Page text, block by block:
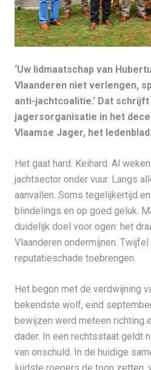
‘Uw lidmaatschap van
Vlaanderen niet verlengen,
anti-jachtcoalitie.’ Dat
jagersorganisatie in het
Vlaamse Jager, het ledenblad.
Het gaat hard. Keihard. Al
jachtsector onder vuur. Langs
aanvallen. Soms tegelijkertijd
blindelings en op goed geluk.
duidelijk doel voor ogen: het
Vlaanderen ondermijnen.
reputatieschade toebrengen.
Het begon met de verdwijning
bekendste wolf, eind
bewijzen werd meteen richting
dader. In een rechtsstaat geldt
van onschuld. In de huidige
luidste roepers de toon zetten,